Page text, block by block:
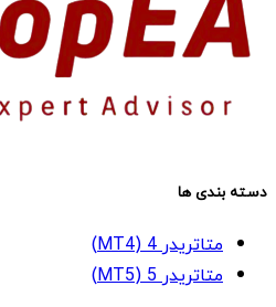
دسته بندی ها
متاتریدر 4 (MT4)
متاتریدر 5 (MT5)